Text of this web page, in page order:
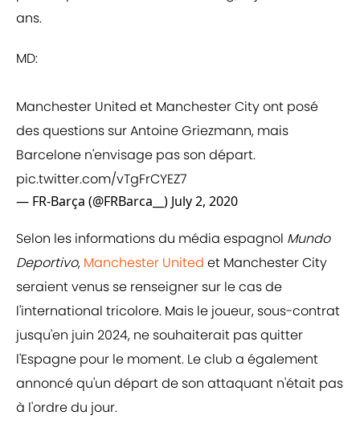
ans.
MD:
Manchester United et Manchester City ont posé
des questions sur Antoine Griezmann, mais
Barcelone n'envisage pas son départ.
pic.twitter.com/vTgFrCYEZ7
— FR-Barça (@FRBarca__) July 2, 2020
Selon les informations du média espagnol Mundo
Deportivo, Manchester United et Manchester City
seraient venus se renseigner sur le cas de
l'international tricolore. Mais le joueur, sous-contrat
jusqu'en juin 2024, ne souhaiterait pas quitter
l'Espagne pour le moment. Le club a également
annoncé qu'un départ de son attaquant n'était pas
à l'ordre du jour.